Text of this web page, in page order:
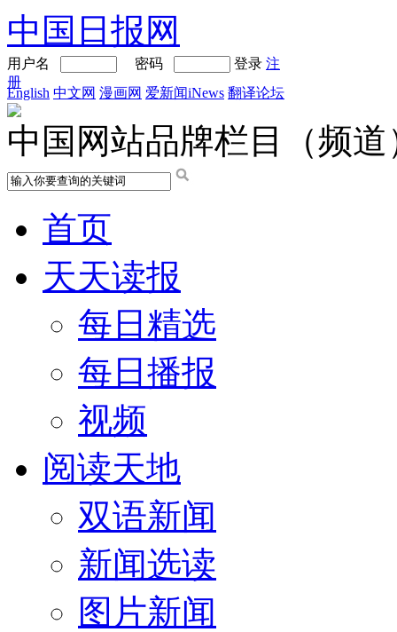
中国日报网
用户名 密码 登录 注
册
English 中文网 漫画网 爱新闻iNews 翻译论坛
中国网站品牌栏目（频道
首页
天天读报
每日精选
每日播报
视频
阅读天地
双语新闻
新闻选读
图片新闻